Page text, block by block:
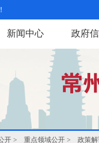
新闻中心 政府
开 > 重点领域公开 > 政策